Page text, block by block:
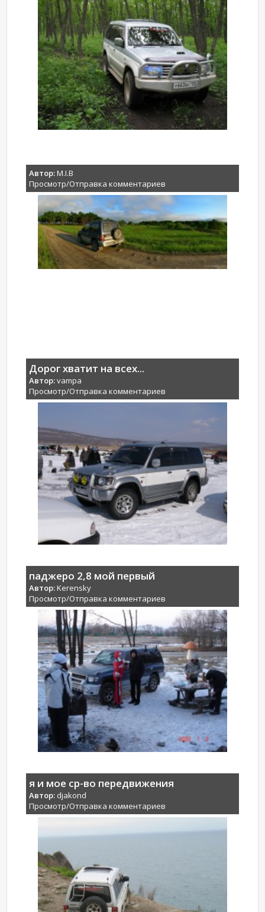
Автор:M.I.B
Просмотр/Отправка комментариев
Дорог хватит на всех...
Автор:vampa
Просмотр/Отправка комментариев
паджеро 2,8 мой первый
Автор:Kerensky
Просмотр/Отправка комментариев
я и мое ср-во передвижения
Автор: djakond
Просмотр/Отправка комментариев